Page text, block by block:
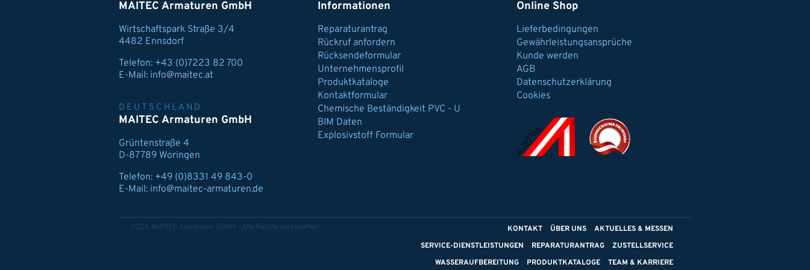
MAITEC Armaturen GmbH
Wirtschaftspark Straße 3/4
4482 Ennsdorf
Telefon: +43 (0)7223 82 700
E-Mail: info@maitec.at
DEUTSCHLAND
MAITEC Armaturen GmbH
Grüntenstraße 4
D-87789 Woringen
Telefon: +49 (0)8331 49 843-0
E-Mail: info@maitec-armaturen.de
Informationen
Reparaturantrag
Rückruf anfordern
Rücksendeformular
Unternehmensprofil
Produktkataloge
Kontaktformular
Chemische Beständigkeit PVC - U
BIM Daten
Explosivstoff Formular
Online Shop
Lieferbedingungen
Gewährleistungsansprüche
Kunde werden
AGB
Datenschutzerklärung
Cookies
2024, MAITEC Armaturen GmbH - Alle Rechte vorbehalten KONTAKT ÜBER UNS
AKTUELLES & MESSEN
SERVICE-DIENSTLEISTUNGEN
REPARATURANTRAG
ZUSTELLSERVICE
WASSERAUFBEREITUNG
PRODUKTKATALOGE TEAM & KARRIERE